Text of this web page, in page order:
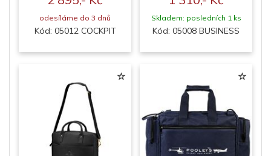
odesíláme do 3 dnů
Kód: 05012 COCKPIT
Skladem: posledních 1 ks
Kód: 05008 BUSINESS